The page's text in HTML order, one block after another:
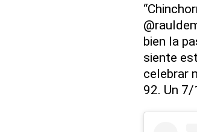
bien la
siente
celebrar
92. Un 7/